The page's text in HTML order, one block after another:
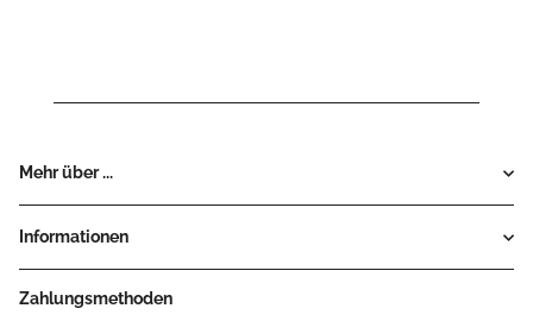
Mehr über ...
Informationen
Zahlungsmethoden